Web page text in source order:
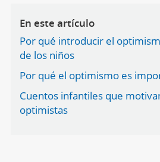
En este artículo
Por qué introducir el
de los niños
Por qué el optimismo es
Cuentos infantiles que
optimistas